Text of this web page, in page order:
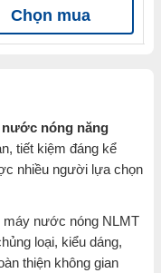
Chọn mua
nước nóng năng
tiết kiệm đáng kể
nhiều người lựa chọn
máy nước nóng NLMT
loại, kiểu dáng,
thiện không gian